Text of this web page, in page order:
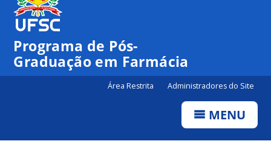
Programa de Pós-
Graduação em Farmácia
Área Restrita Administradores do Site
MENU